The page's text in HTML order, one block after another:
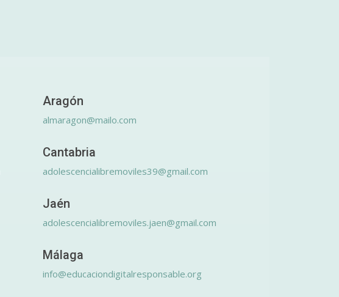
Aragón
almaragon@mailo.com
Cantabria
adolescencialibremoviles39@gmail.com
Jaén
adolescencialibremoviles.jaen@gmail.com
Málaga
info@educaciondigitalresponsable.org